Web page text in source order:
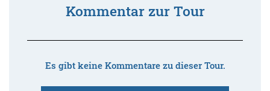
Kommentar zur Tour
Es gibt keine Kommentare zu dieser Tour.